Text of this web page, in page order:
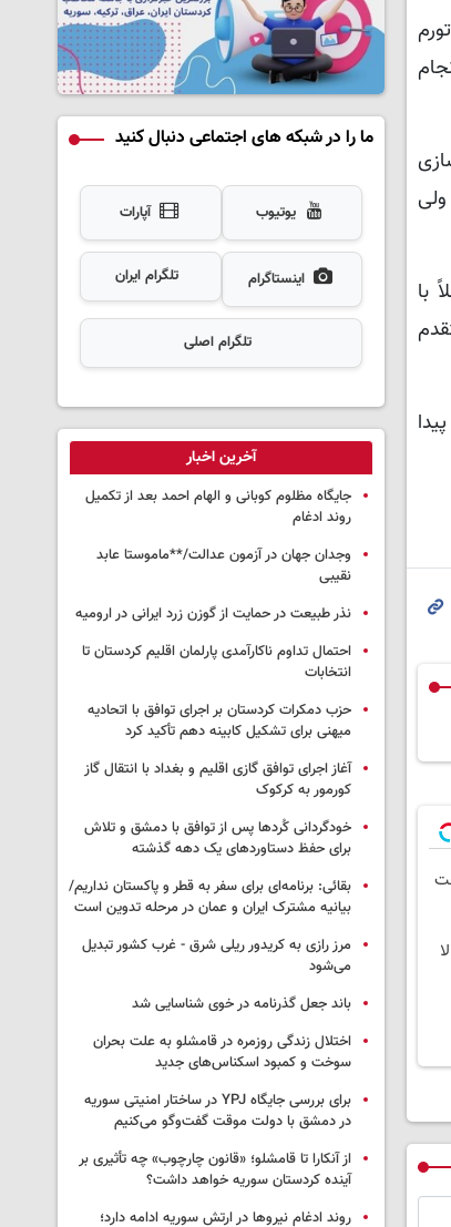
با
ما را در شبکه های اجتماعی دنبال کنید
یوتیوب آپارات
اینستاگرام تلگرام ایران
تلگرام اصلی
آخرین اخبار
جایگاه مظلوم کوبانی و الهام احمد بعد از تکمیل
روند ادغام
وجدان جهان در آزمون عدالت/**ماموستا عابد
نقیبی
نذر طبیعت در حمایت از گوزن زرد ایرانی در ارومیه
احتمال تداوم ناکارآمدی پارلمان اقلیم کردستان تا
انتخابات
حزب دمکرات کردستان بر اجرای توافق با اتحادیه
میهنی برای تشکیل کابینه دهم تأکید کرد
آغاز اجرای توافق گازی اقلیم و بغداد با انتقال گاز
کورمور به کرکوک
خودگردانی کُردها پس از توافق با دمشق و تلاش
برای حفظ دستاوردهای یک دهه گذشته
بقائی: برنامه‌ای برای سفر به قطر و پاکستان نداریم/
بیانیه مشترک ایران و عمان در مرحله تدوین است
مرز رازی به کریدور ریلی شرق - غرب کشور تبدیل
می‌شود
باند جعل گذرنامه در خوی شناسایی شد
اختلال زندگی روزمره در قامشلو به علت بحران
سوخت و کمبود اسکناس‌های جدید
برای بررسی جایگاه YPJ در ساختار امنیتی سوریه
در دمشق با دولت موقت گفت‌وگو می‌کنیم
از آنکارا تا قامشلو؛ «قانون چارچوب» چه تأثیری بر
آینده کردستان سوریه خواهد داشت؟
روند ادغام نیروها در ارتش سوریه ادامه دارد؛